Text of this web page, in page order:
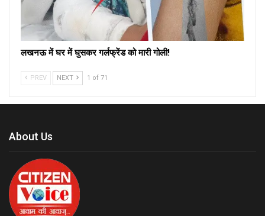
लखनऊ में घर में घुसकर गर्लफ्रेंड को मारी गोली!
PREV NEXT 1 of 71
About Us